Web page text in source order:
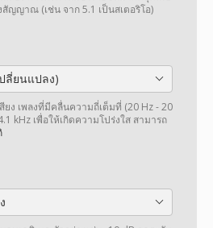
ญญาณ (เช่น จาก 5.1 เป็นสเตอริโอ)
ลี่ยนแปลง)
ยง เพลงที่มีคลื่นความถี่เต็มที่ (20 Hz - 20
kHz เพื่อให้เกิดความโปร่งใส สามารถ